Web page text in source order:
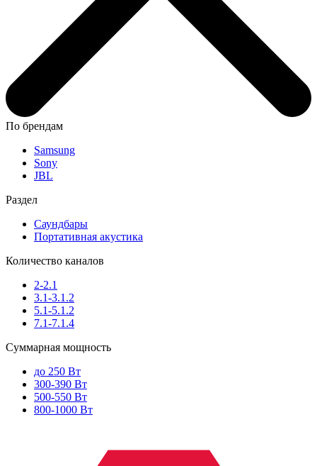
По брендам
Samsung
Sony
JBL
Раздел
Саундбары
Портативная акустика
Количество каналов
2-2.1
3.1-3.1.2
5.1-5.1.2
7.1-7.1.4
Суммарная мощность
до 250 Вт
300-390 Вт
500-550 Вт
800-1000 Вт